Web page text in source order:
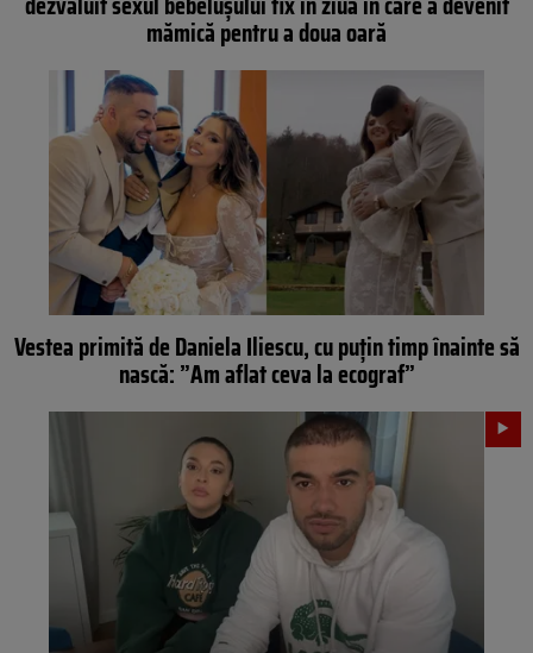
mămică pentru a doua oară
Vestea primită de Daniela Iliescu, cu puțin timp înainte să
nască: ”Am aflat ceva la ecograf”